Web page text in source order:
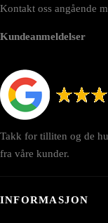
Kontakt oss angående
Kundeanmeldelser
Takk for tilliten og de
fra våre kunder.
INFORMASJON